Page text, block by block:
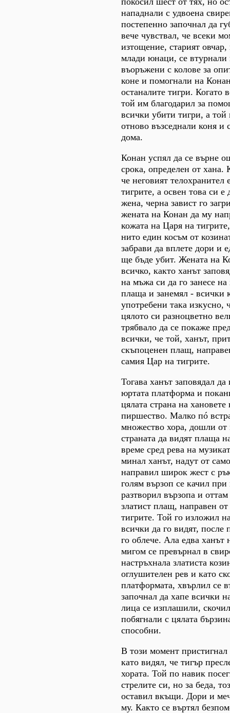
нападнали с удвоена
постепенно започнал да
вече чувствал, че всеки
изтощение, старият овчар,
млади юнаци, се втурнали
въоръжени с колове за
коне и помогнали на
останалите тигри. Когато
той им благодарил за
всички убити тигри, а той
отново възседнали коня и
дома.
Конан успял да се върне
срока, определен от хана.
че неговият телохранител
тигрите, а освен това си е
жена, черна завист го
жената на Конан да му
кожата на Царя на
нито един косъм от
забрави да вплете дори и
ще бъде убит. Жената на
всичко, както ханът
на мъжа си да го занесе
плаща и занемял - всички
употребени така изкусно,
цялото си разноцветно
трябвало да се покаже
всички, че той, ханът,
скъпоценен плащ,
самия Цар на тигрите.
Тогава ханът заповядал да
юртата платформа и
цялата страна на хановете
пиршество. Малко пó
множество хора, дошли
страната да видят плаща
време сред рева на
минал ханът, надут от
направил широк жест с
голям вързоп се качил при
разтворил вързопа и
златист плащ, направен
тигрите. Той го изложил
всички да го видят, после
го облече. Ала едва ханът
мигом се превърнал в
настръхнала златиста
оглушителен рев и като
платформата, хвърлил се
започнал да хапе всички
лица се изплашили,
побягнали с цялата
способни.
В този момент
като видял, че тигър
хората. Той по навик
стрелите си, но за беда,
оставил вкъщи. Дори и
му. Както се въртял